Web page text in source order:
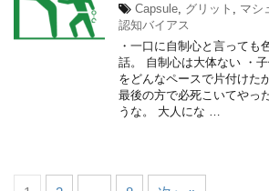
Capsule グリット マシ
認知バイアス
・一口に自制心と言っても
話。 自制心は大体ない ・
をどんなペースで片付けた
最後の方で必死こいてやっ
うな。 大人にな …